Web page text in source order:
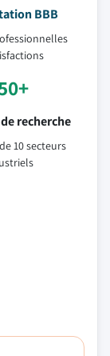
BBB
recherche
10 secteurs